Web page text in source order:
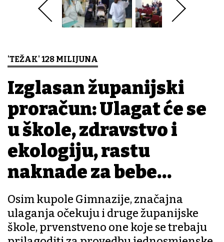
'TEŽAK' 128 MILIJUNA
Izglasan županijski
proračun: Ulagat će se
u škole, zdravstvo i
ekologiju, rastu
naknade za bebe…
Osim kupole Gimnazije, značajna
ulaganja očekuju i druge županijske
škole, prvenstveno one koje se trebaju